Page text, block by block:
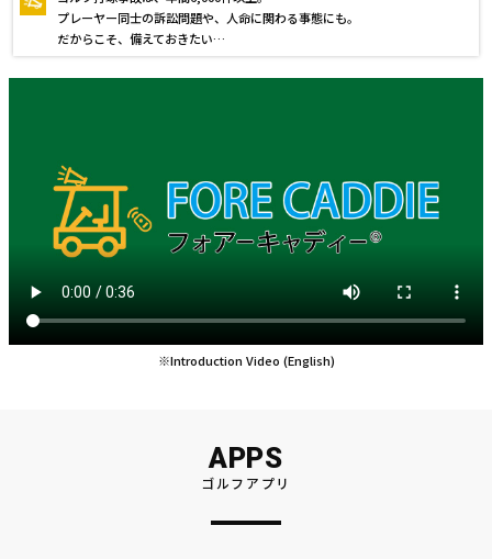
プレーヤー同士の訴訟問題や、人命に関わる事態にも。
だからこそ、備えておきたい…
※Introduction Video (English)
APPS
ゴルフアプリ